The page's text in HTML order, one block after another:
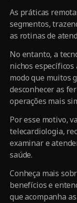
As práticas
segmentos,
as rotinas de
No entanto, a
nichos específicos
modo que muitos
desconhecer as
operações mais
Por esse motivo,
telecardiologia,
examinar e
saúde.
Conheça mais
benefícios e
que acompanha